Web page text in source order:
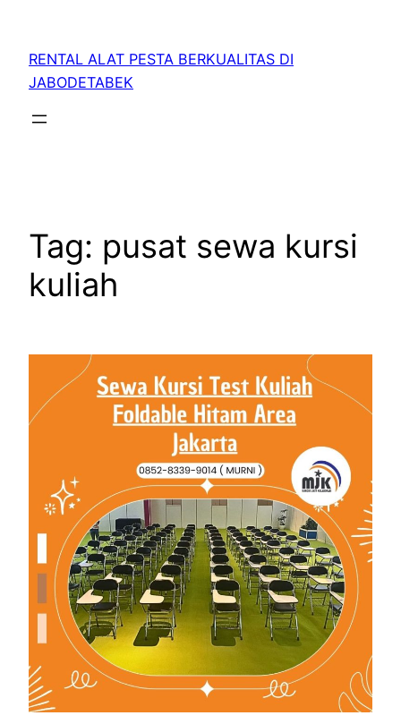
RENTAL ALAT PESTA BERKUALITAS DI
JABODETABEK
Tag: pusat sewa kursi
kuliah